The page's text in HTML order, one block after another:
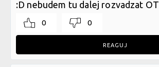
:D nebudem tu dalej rozvadzat OT
0 0
REAGUJ